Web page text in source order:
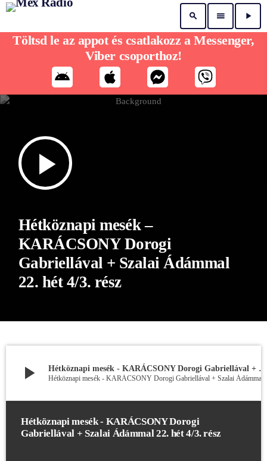
search menu play_arrow
play_arrow
Hétköznapi mesék –
KARÁCSONY Dorogi
Gabriellával + Szalai Ádámmal
22. hét 4/3. rész
play_arrow Hétköznapi mesék - KARÁCSONY Dorogi Gabriellával + Szalai Ádámmal 22. hét 4/3. rész
Hétköznapi mesék - KARÁCSONY Dorogi
Gabriellával + Szalai Ádámmal 22. hét 4/3. rész
Töltsd le az appot és csatlakozz a Messenger,
Viber csoporthoz!